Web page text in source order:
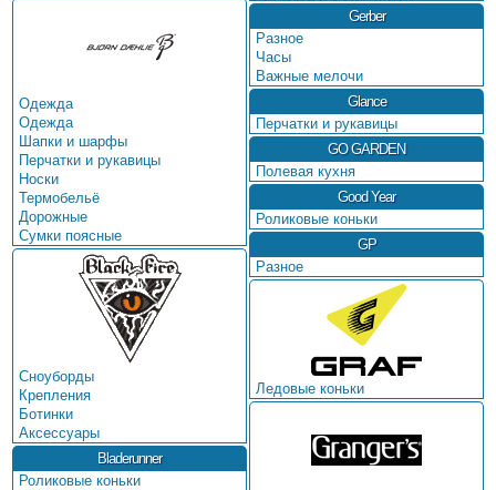
Одежда
Одежда
Шапки и шарфы
Перчатки и рукавицы
Носки
Термобельё
Дорожные
Сумки поясные
Сноуборды
Крепления
Ботинки
Аксессуары
Bladerunner
Роликовые коньки
Gerber
Разное
Часы
Важные мелочи
Glance
Перчатки и рукавицы
GO GARDEN
Полевая кухня
Good Year
Роликовые коньки
GP
Разное
Ледовые коньки